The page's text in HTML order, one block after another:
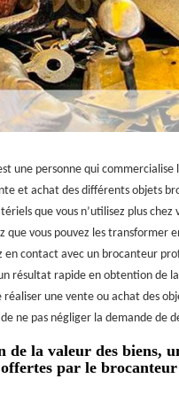
une personne qui commercialise
et achat des différents objets
que vous n’utilisez plus chez
que vous pouvez les transformer
en contact avec un brocanteur
résultat rapide en obtention de
une vente ou achat des
ne pas négliger la demande de
de la valeur des biens,
par le